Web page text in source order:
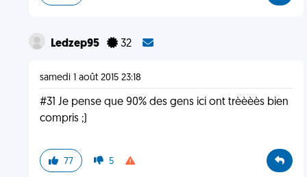
Ledzep95 32
samedi 1 août 2015 23:18
#31 Je pense que 90% des gens ici ont trèèèès bien
compris ;)
77 5